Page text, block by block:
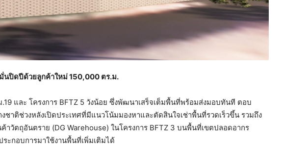
นปิดปีด้วยลูกค้าใหม่ 150,000 ตร.ม.
และ โครงการ BFTZ 5 วังน้อย ซึ่งพัฒนาเสร็จเต็มพื้นที่พร้อมส่งมอบทันที ตอบ
าติช่วงหลังเปิดประเทศที่มีแนวโน้มมองหาและตัดสินใจเช่าพื้นที่รวดเร็วขึ้น รวมถึง
วัตถุอันตราย (DG Warehouse) ในโครงการ BFTZ 3 บนพื้นที่เขตปลอดอากร
ะกอบการมาใช้งานพื้นที่เพิ่มเติมได้